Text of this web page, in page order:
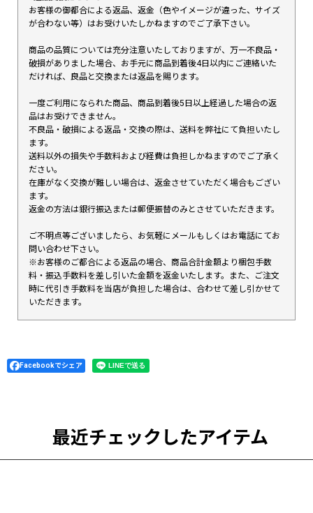
お客様の御都合による返品、返金（色やイメージが違った、サイズ
が合わない等）はお受けいたしかねますのでご了承下さい。
商品の品質については充分注意いたしておりますが、万一不良品・
破損がありました場合、お手元に商品到着後4日以内にご連絡いた
だければ、良品と交換または返品を賜ります。
一度ご利用になられた商品、商品到着後5日以上経過した場合の返
品はお受けできません。
不良品・破損による返品・交換の際は、送料を弊社にて負担いたし
ます。
送料以外の損失や手数料および経費は負担しかねますのでご了承く
ださい。
在庫がなく交換が難しい場合は、返金させていただく場合もござい
ます。
返金の方法は銀行振込または郵便振替のみとさせていただきます。
ご不明点等ございましたら、お気軽にメールもしくはお電話にてお
問い合わせ下さい。
※お客様のご都合による返品の場合、商品合計金額より梱包手数
料・振込手数料を差し引いた金額を返金いたします。また、ご注文
時に代引き手数料を当店が負担した場合は、合わせて差し引かせて
いただきます。
Facebookでシェア
最近チェックしたアイテム